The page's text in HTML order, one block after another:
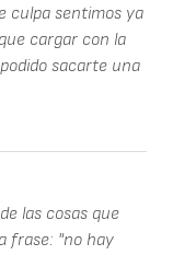
culpa sentimos ya
cargar con la
sacarte una
las cosas que
frase: "no hay